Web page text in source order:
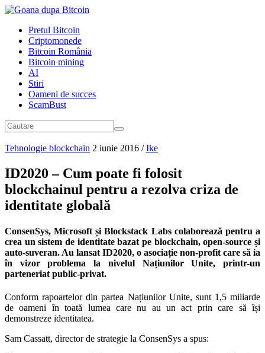
Pretul Bitcoin
Criptomonede
Bitcoin România
Bitcoin mining
AI
Stiri
Oameni de succes
ScamBust
Tehnologie blockchain 2 iunie 2016 / Ike
ID2020 – Cum poate fi folosit
blockchainul pentru a rezolva criza de
identitate globală
ConsenSys, Microsoft și Blockstack Labs colaborează pentru a
crea un sistem de identitate bazat pe blockchain, open-source și
auto-suveran. Au lansat ID2020, o asociație non-profit care să ia
în vizor problema la nivelul Națiunilor Unite, printr-un
parteneriat public-privat.
Conform rapoartelor din partea Națiunilor Unite, sunt 1,5 miliarde
de oameni în toată lumea care nu au un act prin care să își
demonstreze identitatea.
Sam Cassatt, director de strategie la ConsenSys a spus: